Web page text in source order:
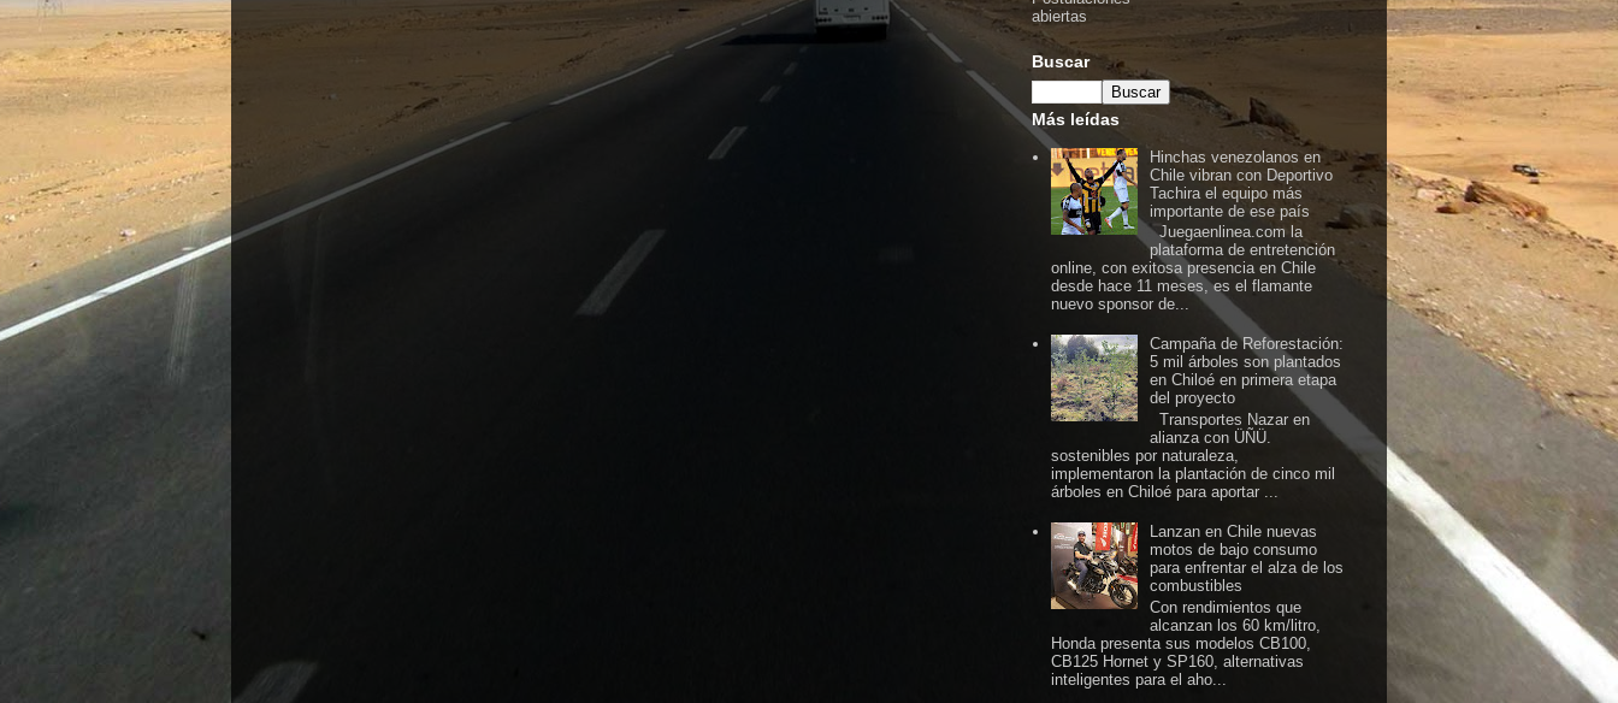
abiertas
Buscar
Más leídas
Hinchas venezolanos en
Chile vibran con Deportivo
Tachira el equipo más
importante de ese país
Juegaenlinea.com la
plataforma de entretención
online, con exitosa presencia en Chile
desde hace 11 meses, es el flamante
nuevo sponsor de...
Campaña de Reforestación:
5 mil árboles son plantados
en Chiloé en primera etapa
del proyecto
Transportes Nazar en
alianza con ÜÑÜ.
sostenibles por naturaleza,
implementaron la plantación de cinco mil
árboles en Chiloé para aportar ...
Lanzan en Chile nuevas
motos de bajo consumo
para enfrentar el alza de los
combustibles
Con rendimientos que
alcanzan los 60 km/litro,
Honda presenta sus modelos CB100,
CB125 Hornet y SP160, alternativas
inteligentes para el aho...